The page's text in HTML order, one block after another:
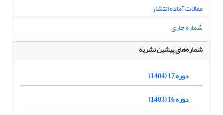
مقالات آماده انتشار
شماره جاری
شماره‌های پیشین نشریه
دوره 17 (1404)
دوره 16 (1403)